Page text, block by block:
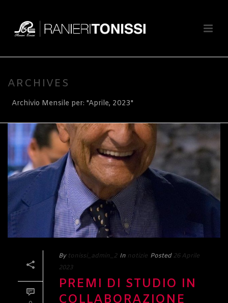
ARCHIVES
Archivio Mensile per: "Aprile, 2023"
By tonissi_admin_2 In notizie Posted 26 Aprile
2023
PREMI DI STUDIO IN